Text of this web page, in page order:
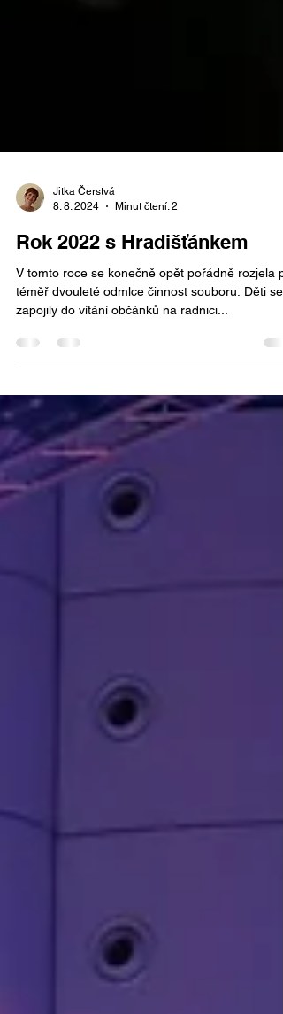
8. 8. 2024
Minut čtení: 2
Rok 2022 s Hradišťánkem
V tomto roce se konečně opět pořádně rozjela
zapojily do vítání občánků na radnici...